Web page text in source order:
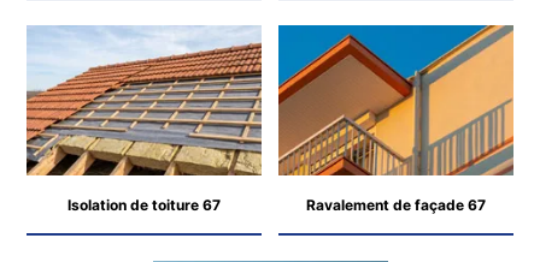
Isolation de toiture 67 Ravalement de façade 67